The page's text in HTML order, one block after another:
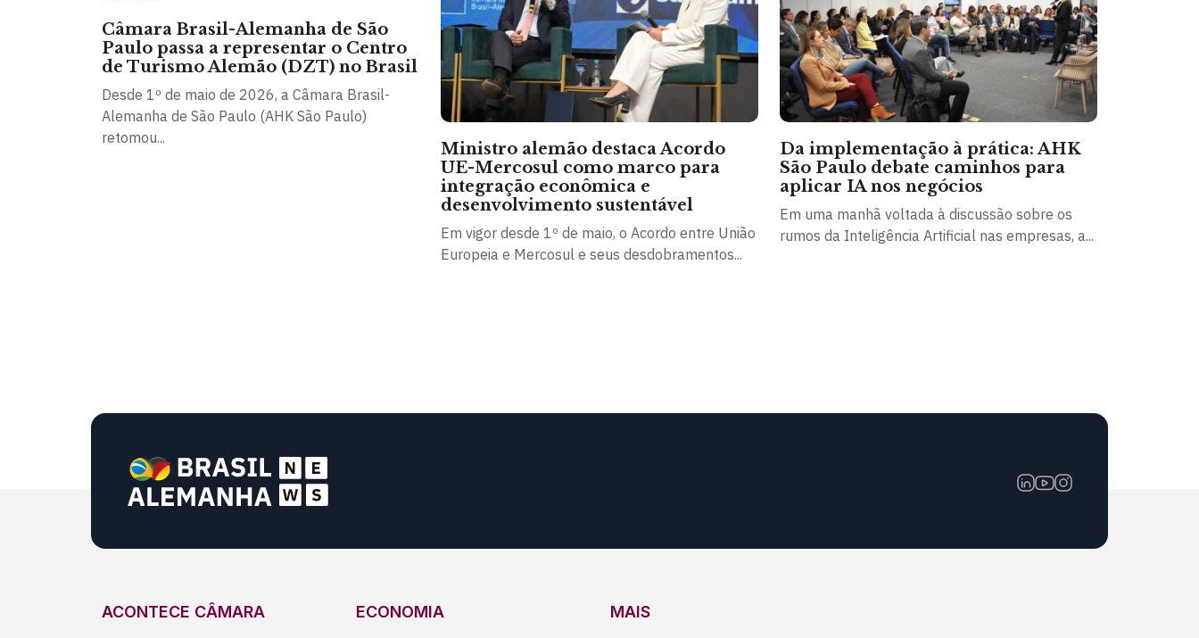
Câmara Brasil-Alemanha de São
Paulo passa a representar o Centro
de Turismo Alemão (DZT) no Brasil
Desde 1º de maio de 2026, a Câmara Brasil-
Alemanha de São Paulo (AHK São Paulo)
retomou...
Ministro alemão destaca Acordo
UE-Mercosul como marco para
integração econômica e
desenvolvimento sustentável
Em vigor desde 1º de maio, o Acordo entre União
Europeia e Mercosul e seus desdobramentos...
Da implementação à prática: AHK
São Paulo debate caminhos para
aplicar IA nos negócios
Em uma manhã voltada à discussão sobre os
rumos da Inteligência Artificial nas empresas, a...
ACONTECE CÂMARA ECONOMIA MAIS